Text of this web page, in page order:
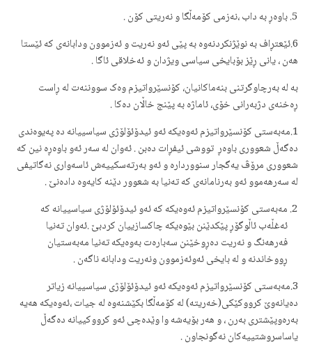
باوه‌ڕ به‌ داب ،نه‌زمی کۆمه‌ڵگا و نه‌ریتی کۆن .
6.ئێعتڕاف به‌ نوێژنکردنه‌وه‌ ‌به‌ پێی ئه‌و نه‌ریت و ئه‌زموون ودابانه‌ی که‌ ئێستا
هه‌ن‌ ، یانی ڕێز بۆبایخی سیاسی ویژدان و ئه‌خلاقی ئاگا .
به‌ له‌ به‌رچاوگرتنی بنه‌ماکانیان‌، کۆنسێرواتیزم وه‌ک سووننه‌ت له‌ ڕاست
ڕه‌خنه‌ی دژبه‌رانی خۆی، ئاماژه‌ به‌ پێنج خاڵان ده‌کا .
1.مه‌به‌ستی کۆنسێرواتیزم ئه‌وه‌یکه‌ ئه‌و ئیدۆئۆلۆژی سیاسییانه‌ ده‌ په‌یوه‌ندی
ده‌گه‌ڵ شعووری باوه‌ڕ تووشی ئیفڕات ده‌بن . ئه‌وان له‌ سه‌ر ئه‌و باوه‌ڕە نین که‌
شعووری مرۆڤ یه‌گجار سنوورداره‌ و ئه‌و به‌رته‌سکییه‌ش ئاسه‌واری نه‌گاتیفی
له‌ سه‌رهه‌موو ئه‌و به‌رنامانه‌ی که‌ ته‌نیا به‌ شعوور دێنه‌ کایه‌وه‌ داده‌نێ .
مه‌به‌ستی کۆنسێرواتیزم ئه‌وه‌یکه‌ که‌ ئه‌و ئیدۆئۆلۆژی سیاسییانه‌ که‌
ئه‌غڵه‌ب ئاڵوگۆڕ پێکدێنن بێوه‌یکه‌ چاکسازییان کردبێ .ئه‌وان ته‌نیا
فه‌رهه‌نگ و نه‌ریت ده‌ڕوخێنن سه‌باره‌ت به‌وه‌یکه‌ ته‌نیا مه‌به‌ستیان
ڕووخاندنه‌ و له‌ بایخی ئه‌وئه‌زموون ونه‌ریت ودابانه‌ ناگه‌ن .
3.مه‌به‌ستی کۆنسێرواتیزم ئه‌وه‌یکه‌ ئه‌و ئیدۆئۆلۆژی سیاسییانه‌ زیاتر
ده‌یانه‌وێ کرووکێکی(خه‌ریته‌) له کۆمه‌ڵگا بکێشنه‌وه‌ له‌ جیات ،ئە‌وه‌یکه‌ هه‌یه‌
به‌ره‌وپێشتری به‌رن ، و هه‌ر بۆیه‌شه‌ وا وێده‌چی ئه‌و کرووکییانه‌ ده‌گه‌ڵ
یاساسروشتییه‌کان نه‌گونجاون .